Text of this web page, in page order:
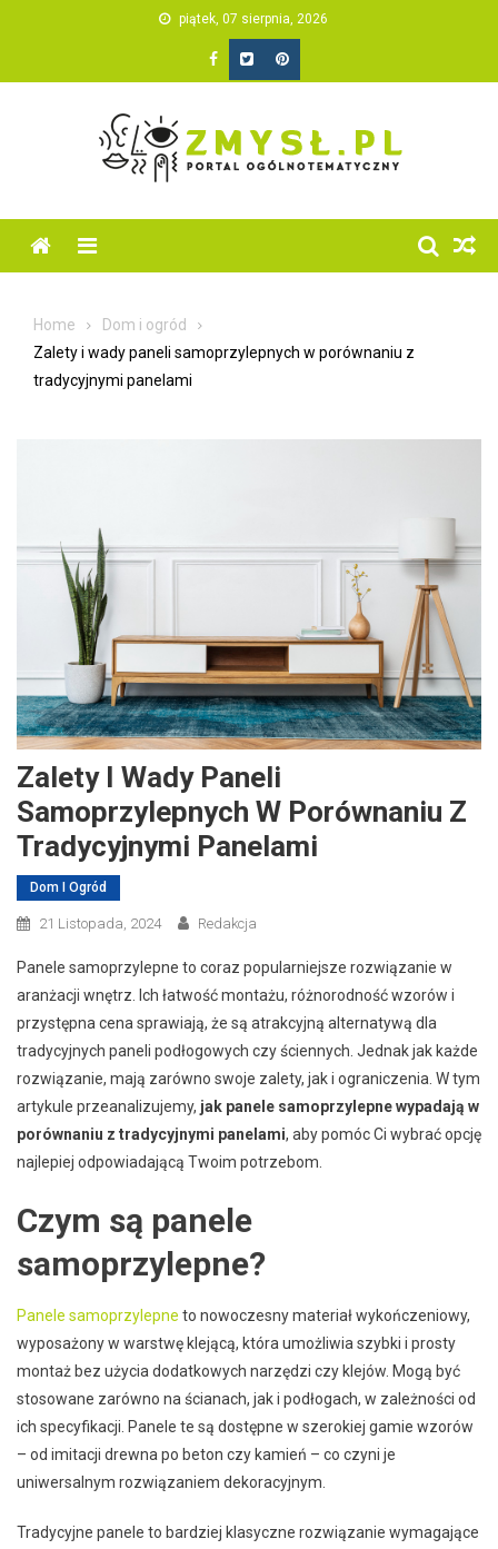
piątek, 07 sierpnia, 2026
Home
Dom i ogród
Zalety i wady paneli samoprzylepnych w porównaniu z
tradycyjnymi panelami
Zalety I Wady Paneli
Samoprzylepnych W Porównaniu Z
Tradycyjnymi Panelami
Dom I Ogród
21 Listopada, 2024 Redakcja
Panele samoprzylepne to coraz popularniejsze rozwiązanie w
aranżacji wnętrz. Ich łatwość montażu, różnorodność wzorów i
przystępna cena sprawiają, że są atrakcyjną alternatywą dla
tradycyjnych paneli podłogowych czy ściennych. Jednak jak każde
rozwiązanie, mają zarówno swoje zalety, jak i ograniczenia. W tym
artykule przeanalizujemy, jak panele samoprzylepne wypadają w
porównaniu z tradycyjnymi panelami, aby pomóc Ci wybrać opcję
najlepiej odpowiadającą Twoim potrzebom.
Czym są panele
samoprzylepne?
Panele samoprzylepne to nowoczesny materiał wykończeniowy,
wyposażony w warstwę klejącą, która umożliwia szybki i prosty
montaż bez użycia dodatkowych narzędzi czy klejów. Mogą być
stosowane zarówno na ścianach, jak i podłogach, w zależności od
ich specyfikacji. Panele te są dostępne w szerokiej gamie wzorów
– od imitacji drewna po beton czy kamień – co czyni je
uniwersalnym rozwiązaniem dekoracyjnym.
Tradycyjne panele to bardziej klasyczne rozwiązanie wymagające